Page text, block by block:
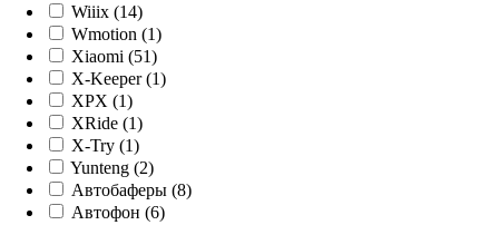
Wiiix (14)
Wmotion (1)
Xiaomi (51)
X-Keeper (1)
XPX (1)
XRide (1)
X-Try (1)
Yunteng (2)
Автобаферы (8)
Автофон (6)